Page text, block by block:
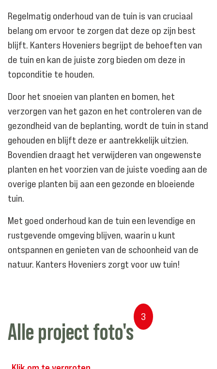
Regelmatig onderhoud van de tuin is van cruciaal
belang om ervoor te zorgen dat deze op zijn best
blijft. Kanters Hoveniers begrijpt de behoeften van
de tuin en kan de juiste zorg bieden om deze in
topconditie te houden.
Door het snoeien van planten en bomen, het
verzorgen van het gazon en het controleren van de
gezondheid van de beplanting, wordt de tuin in stand
gehouden en blijft deze er aantrekkelijk uitzien.
Bovendien draagt het verwijderen van ongewenste
planten en het voorzien van de juiste voeding aan de
overige planten bij aan een gezonde en bloeiende
tuin.
Met goed onderhoud kan de tuin een levendige en
rustgevende omgeving blijven, waarin u kunt
ontspannen en genieten van de schoonheid van de
natuur. Kanters Hoveniers zorgt voor uw tuin!
3
Alle projectfoto's